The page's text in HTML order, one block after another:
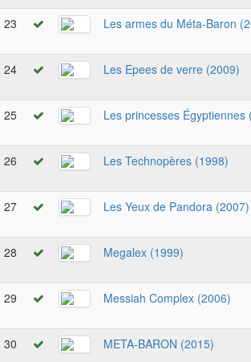
23 Les armes du Méta-Baron
24 Les Epees de verre (2009)
25 Les princesses Égyptiennes
26 Les Technopères (1998)
27 Les Yeux de Pandora (2007)
28 Megalex (1999)
29 Messiah Complex (2006)
30 META-BARON (2015)